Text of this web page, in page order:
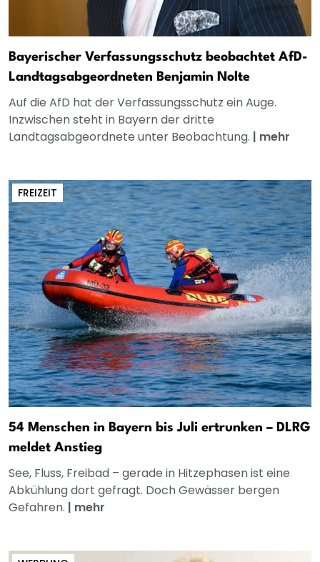
Bayerischer Verfassungsschutz beobachtet AfD-
Landtagsabgeordneten Benjamin Nolte
Auf die AfD hat der Verfassungsschutz ein Auge.
Inzwischen steht in Bayern der dritte
Landtagsabgeordnete unter Beobachtung. | mehr
FREIZEIT
54 Menschen in Bayern bis Juli ertrunken – DLRG
meldet Anstieg
See, Fluss, Freibad – gerade in Hitzephasen ist eine
Abkühlung dort gefragt. Doch Gewässer bergen
Gefahren. | mehr